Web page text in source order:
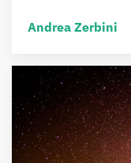
Andrea Zerbini